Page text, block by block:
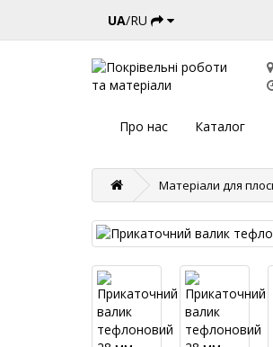
UA/RU
Про нас Каталог
Матеріали для